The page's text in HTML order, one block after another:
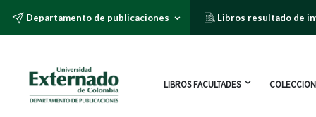
Departamento de publicaciones Libros resultado de
LIBROS FACULTADES